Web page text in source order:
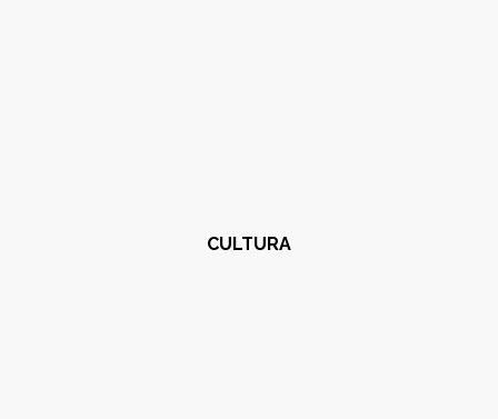
CULTURA